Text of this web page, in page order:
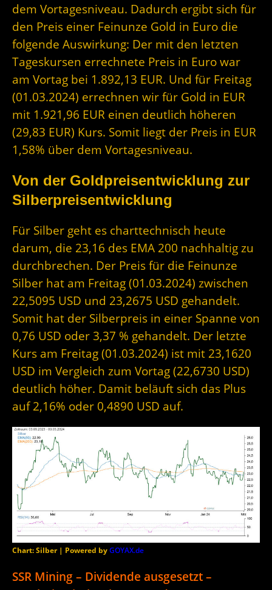
dem Vortagesniveau. Dadurch ergibt sich für
den Preis einer Feinunze Gold in Euro die
folgende Auswirkung: Der mit den letzten
Tageskursen errechnete Preis in Euro war
am Vortag bei 1.892,13 EUR. Und für Freitag
(01.03.2024) errechnen wir für Gold in EUR
mit 1.921,96 EUR einen deutlich höheren
(29,83 EUR) Kurs. Somit liegt der Preis in EUR
1,58% über dem Vortagesniveau.
Von der Goldpreisentwicklung zur
Silberpreisentwicklung
Für Silber geht es charttechnisch heute
darum, die 23,16 des EMA 200 nachhaltig zu
durchbrechen. Der Preis für die Feinunze
Silber hat am Freitag (01.03.2024) zwischen
22,5095 USD und 23,2675 USD gehandelt.
Somit hat der Silberpreis in einer Spanne von
0,76 USD oder 3,37 % gehandelt. Der letzte
Kurs am Freitag (01.03.2024) ist mit 23,1620
USD im Vergleich zum Vortag (22,6730 USD)
deutlich höher. Damit beläuft sich das Plus
auf 2,16% oder 0,4890 USD auf.
Chart: Silber | Powered byGOYAX.de
SSR Mining – Dividende ausgesetzt –